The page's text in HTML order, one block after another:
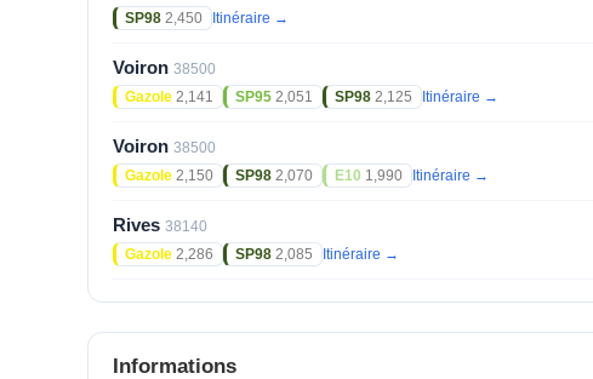
SP98 2,450 Itinéraire →
Voiron 38500
Gazole 2,141 SP95 2,051 SP98 2,125 Itinéraire →
Voiron 38500
Gazole 2,150 SP98 2,070 E10 1,990 Itinéraire →
Rives 38140
Gazole 2,286 SP98 2,085 Itinéraire →
Informations